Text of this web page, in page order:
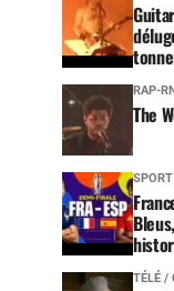
RAP-
The
SPORT
TÉLÉ /